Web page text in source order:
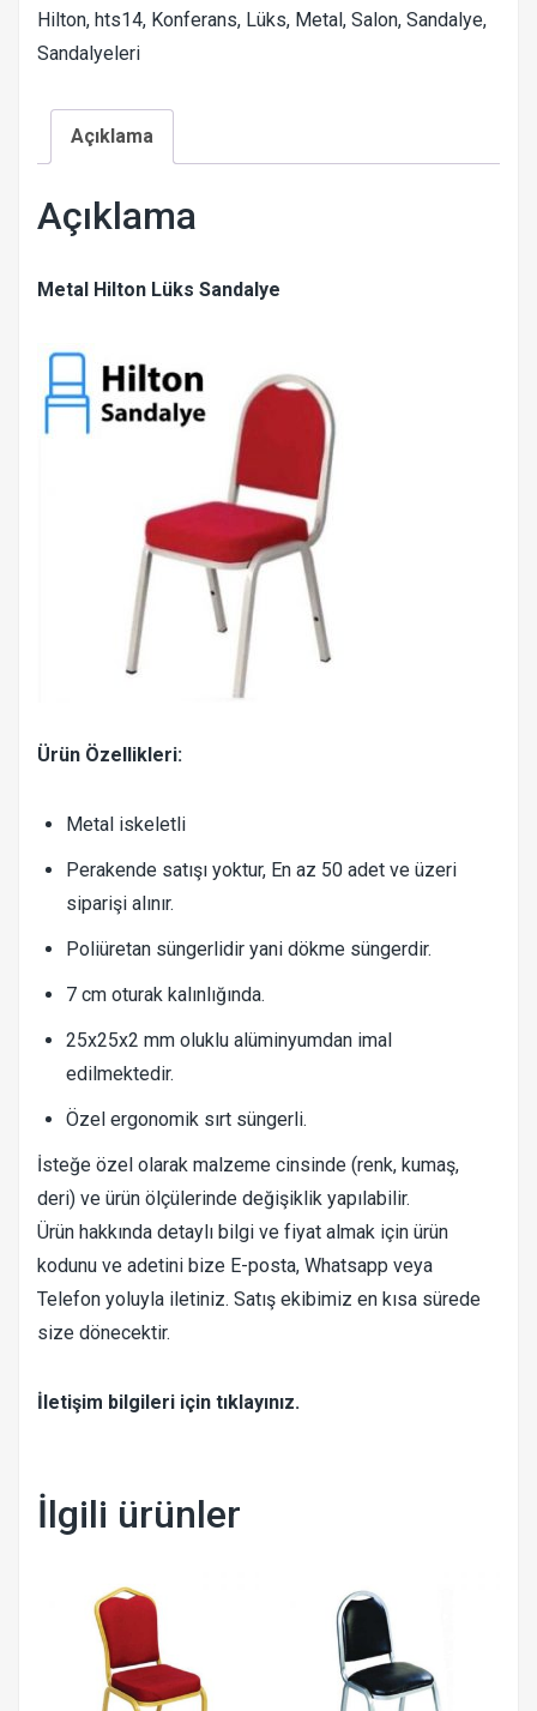
Hilton, hts14, Konferans, Lüks, Metal , Salon, Sandalye,
Sandalyeleri
Açıklama
Açıklama
Metal Hilton Lüks Sandalye
Ürün Özellikleri:
Metal iskeletli
Perakende satışı yoktur, En az 50 adet ve üzeri
siparişi alınır.
Poliüretan süngerlidir yani dökme süngerdir.
7 cm oturak kalınlığında.
25x25x2 mm oluklu alüminyumdan imal
edilmektedir.
Özel ergonomik sırt süngerli.
İsteğe özel olarak malzeme cinsinde (renk, kumaş,
deri) ve ürün ölçülerinde değişiklik yapılabilir.
Ürün hakkında detaylı bilgi ve fiyat almak için ürün
kodunu ve adetini bize E-posta, Whatsapp veya
Telefon yoluyla iletiniz. Satış ekibimiz en kısa sürede
size dönecektir.
İletişim bilgileri için tıklayınız.
İlgili ürünler